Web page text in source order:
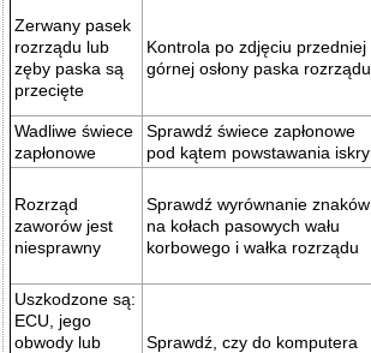
Zerwany pasek
rozrządu lub
zęby paska są
przecięte
Kontrola po zdjęciu przedniej
górnej osłony paska rozrządu
Wadliwe świece
zapłonowe
Sprawdź świece zapłonowe
pod kątem powstawania iskry
Rozrząd
zaworów jest
niesprawny
Sprawdź wyrównanie znaków
na kołach pasowych wału
korbowego i wałka rozrządu
Uszkodzone są:
ECU, jego
obwody lub
Sprawdź, czy do komputera